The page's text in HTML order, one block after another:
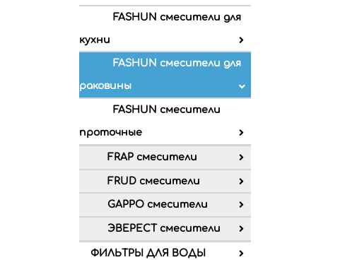
FASHUN смесители для
кухни
FASHUN смесители для
раковины
FASHUN смесители
проточные
FRAP смесители
FRUD смесители
GAPPO смесители
ЭВЕРЕСТ смесители
ФИЛЬТРЫ ДЛЯ ВОДЫ